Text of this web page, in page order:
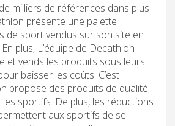
milliers de références dans plus
présente une palette
de sport vendus sur son site en
plus, L’équipe de Decathlon
et vends les produits sous leurs
baisser les coûts. C’est
propose des produits de qualité
sportifs. De plus, les réductions
aux sportifs de se